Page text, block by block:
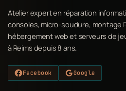
Atelier expert en réparation
consoles, micro-soudure, montage
hébergement web et serveurs de
à Reims depuis 8 ans.
Facebook Google